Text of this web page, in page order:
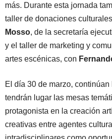
más. Durante esta jornada
taller de donaciones
Mosso, de la secretaría
y el taller de marketing y
artes escénicas, con
El día 30 de marzo,
tendrán lugar las mesas
protagonista en la creación
creativas entre agentes